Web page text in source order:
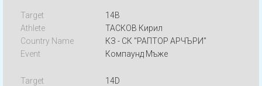
14B
ТАСКОВ Кирил
КЗ - СК "РАПТОР АРЧЪРИ"
Компаунд Мъже
14D